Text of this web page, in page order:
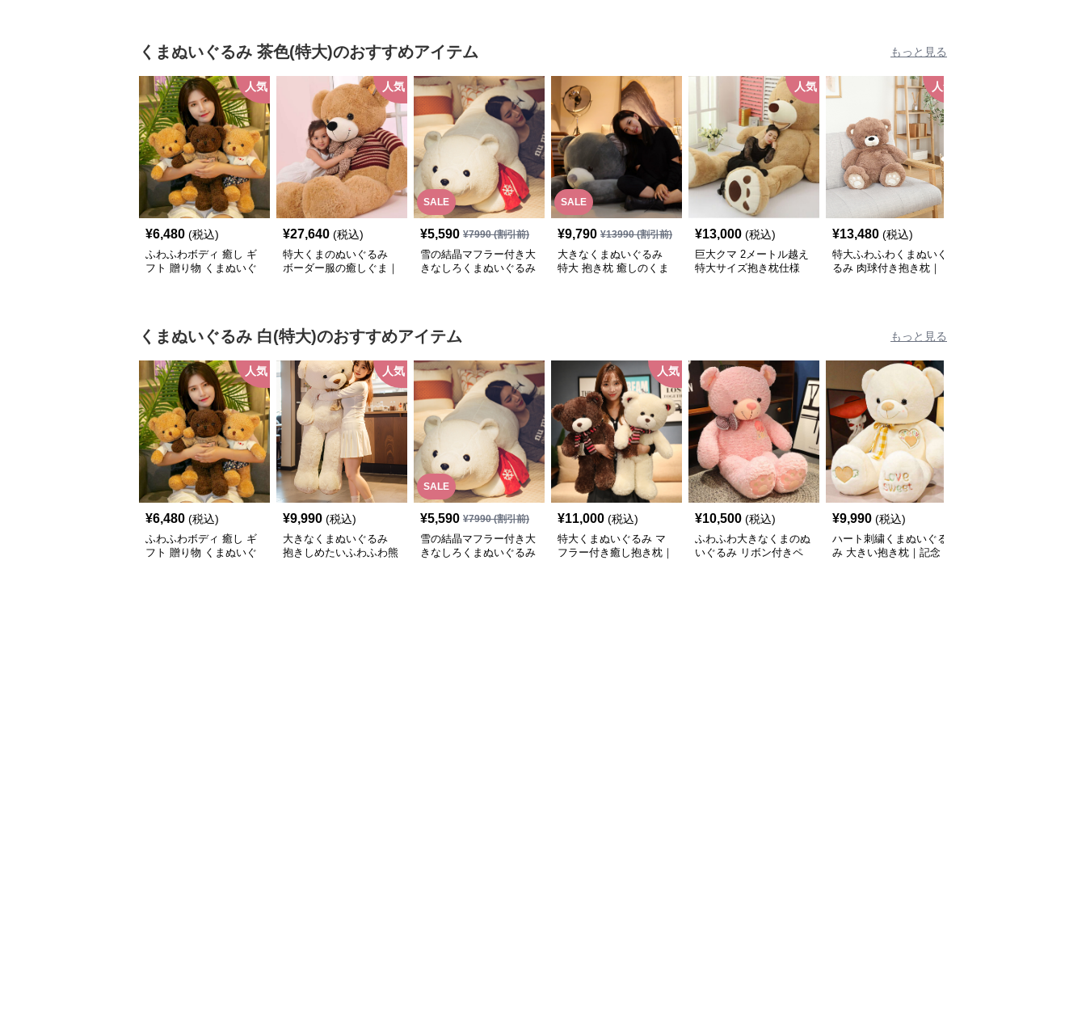
くまぬいぐるみ 茶色(特大)のおすすめアイテム もっと見る
人気
¥6,480 (税込)
ふわふわボディ 癒し ギ
フト 贈り物 くまぬいぐ
人気
¥27,640 (税込)
特大くまのぬいぐるみ
ボーダー服の癒しぐま｜
SALE
¥5,590 ¥7990(割引前)
雪の結晶マフラー付き大
きなしろくまぬいぐるみ
SALE
¥9,790 ¥13990(割引前)
大きなくまぬいぐるみ
特大 抱き枕 癒しのくま
人気
¥13,000 (税込)
巨大クマ 2メートル越え
特大サイズ抱き枕仕様
人気
¥13,480 (税込)
特大ふわふわくまぬいぐ
るみ 肉球付き抱き枕｜
くまぬいぐるみ 白(特大)のおすすめアイテム もっと見る
人気
¥6,480 (税込)
ふわふわボディ 癒し ギ
フト 贈り物 くまぬいぐ
人気
¥9,990 (税込)
大きなくまぬいぐるみ
抱きしめたいふわふわ熊
SALE
¥5,590 ¥7990(割引前)
雪の結晶マフラー付き大
きなしろくまぬいぐるみ
人気
¥11,000 (税込)
特大くまぬいぐるみ マ
フラー付き癒し抱き枕｜
¥10,500 (税込)
ふわふわ大きなくまのぬ
いぐるみ リボン付きペ
¥9,990 (税込)
ハート刺繍くまぬいぐる
み 大きい抱き枕｜記念